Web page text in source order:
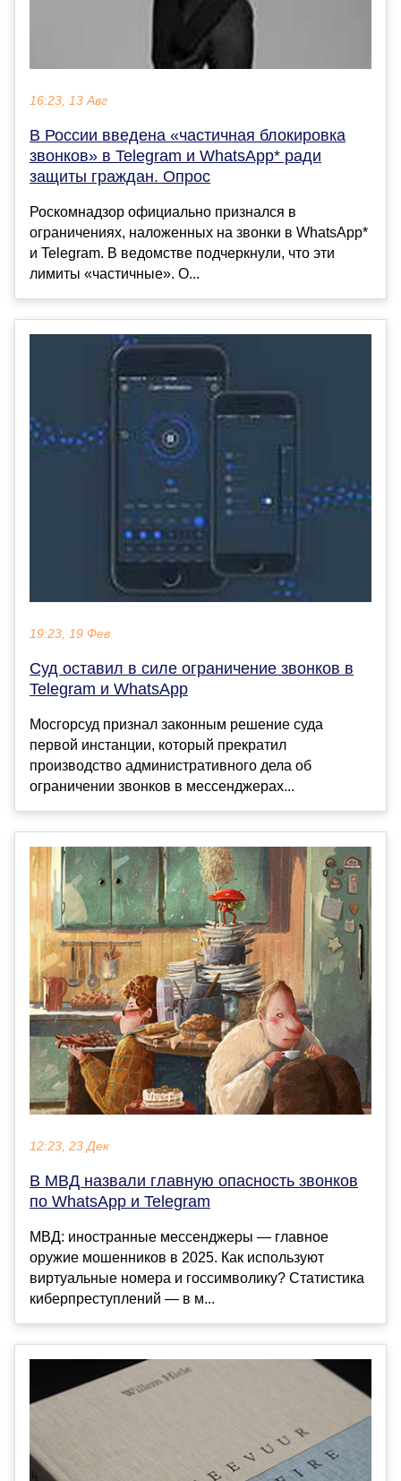
16:23, 13 Авг
В России введена «частичная блокировка
звонков» в Telegram и WhatsApp* ради
защиты граждан. Опрос
Роскомнадзор официально признался в
ограничениях, наложенных на звонки в WhatsApp*
и Telegram. В ведомстве подчеркнули, что эти
лимиты «частичные». О...
19:23, 19 Фев
Суд оставил в силе ограничение звонков в
Telegram и WhatsApp
Мосгорсуд признал законным решение суда
первой инстанции, который прекратил
производство административного дела об
ограничении звонков в мессенджерах...
12:23, 23 Дек
В МВД назвали главную опасность звонков
по WhatsApp и Telegram
МВД: иностранные мессенджеры — главное
оружие мошенников в 2025. Как используют
виртуальные номера и госсимволику? Статистика
киберпреступлений — в м...